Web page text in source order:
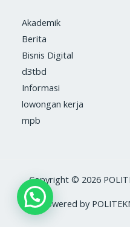
Akademik
Berita
Bisnis Digital
d3tbd
Informasi
lowongan kerja
mpb
Copyright © 2026
Powered by